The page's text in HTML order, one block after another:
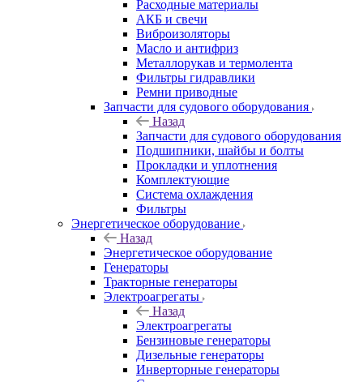
Расходные материалы
АКБ и свечи
Виброизоляторы
Масло и антифриз
Металлорукав и термолента
Фильтры гидравлики
Ремни приводные
Запчасти для судового оборудования
Назад
Запчасти для судового оборудования
Подшипники, шайбы и болты
Прокладки и уплотнения
Комплектующие
Система охлаждения
Фильтры
Энергетическое оборудование
Назад
Энергетическое оборудование
Генераторы
Тракторные генераторы
Электроагрегаты
Назад
Электроагрегаты
Бензиновые генераторы
Дизельные генераторы
Инверторные генераторы